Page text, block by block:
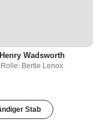
Henry Wadsworth
Rolle: Bertie Lenox
Stab